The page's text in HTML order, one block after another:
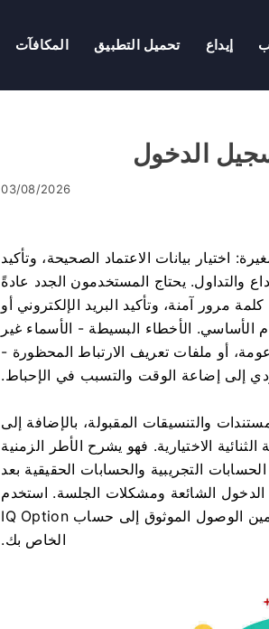
المكافآت تحميل التطبيق إيداع
03/08/2026
اختيار بيانات الاعتماد الصحيحة، وتأكيد
والتداول. يحتاج المستخدمون الجدد عادةً
مرور آمنة، وتأكيد البريد الإلكتروني أو
الأساسي. الأخطاء البسيطة - الأسماء غير
أو ملفات تعريف الارتباط المحظورة -
إلى إضاعة الوقت والتسبب في الإحباط.
والتنسيقات المقبولة، بالإضافة إلى
الاختيارية. فهو يشرح الأطر الزمنية
التجريبية والحسابات الحقيقية بعد
الشائعة ومشكلات الجلسة. استخدم
هذه الخطوات لإكمال تسجيل الحساب، واجتياز فحوصات التحقق، وتأمين الوصول الموثوق إلى حساب IQ Option
الخاص بك.